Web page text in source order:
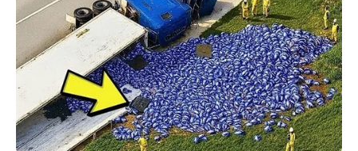
Spécial Tocard du PRIX DE MONTSOREAU
Le spécial Tocard de meilleur pronostic est assurément un
jeu spéculatif donc risqué…
4 CRACK ATOUT= DAI